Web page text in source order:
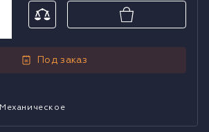
Под заказ
Механическое